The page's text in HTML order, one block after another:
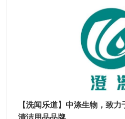
【洗闻乐道】中涤生物，致